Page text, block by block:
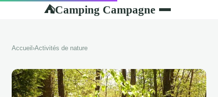
⛺Camping Campagne
Accueil ›Activités de nature